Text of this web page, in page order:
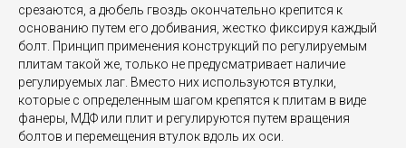
срезаются, а дюбель гвоздь окончательно крепится к
основанию путем его добивания, жестко фиксируя каждый
болт. Принцип применения конструкций по регулируемым
плитам такой же, только не предусматривает наличие
регулируемых лаг. Вместо них используются втулки,
которые с определенным шагом крепятся к плитам в виде
фанеры, МДФ или плит и регулируются путем вращения
болтов и перемещения втулок вдоль их оси.